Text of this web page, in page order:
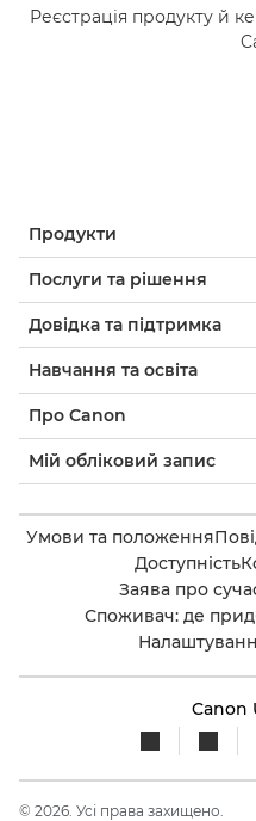
Реєстрація продукту й
Продукти
Послуги та рішення
Довідка та підтримка
Навчання та освіта
Про Canon
Мій обліковий запис
Умови та положення
Доступність
Заява про
Споживач: де
Canon
© 2026. Усі права захищено.